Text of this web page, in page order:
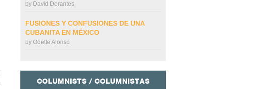
by David Dorantes
FUSIONES Y CONFUSIONES DE UNA
CUBANITA EN MÉXICO
by Odette Alonso
COLUMNISTS / COLUMNISTAS